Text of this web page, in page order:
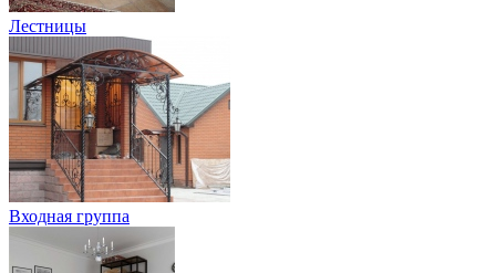
Лестницы
Входная группа